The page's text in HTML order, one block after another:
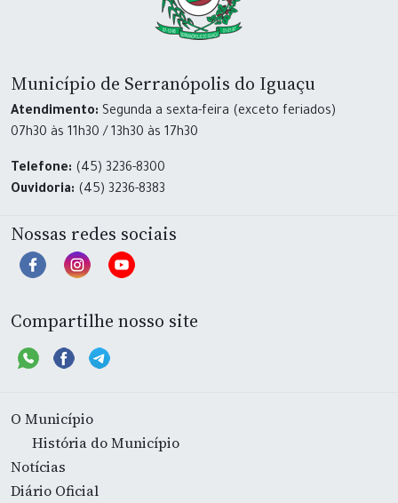
Município de Serranópolis do Iguaçu
Atendimento: Segunda a sexta-feira (exceto feriados)
07h30 às 11h30 / 13h30 às 17h30
Telefone: (45) 3236-8300
Ouvidoria: (45) 3236-8383
Nossas redes sociais
Compartilhe nosso site
O Município
História do Município
Notícias
Diário Oficial